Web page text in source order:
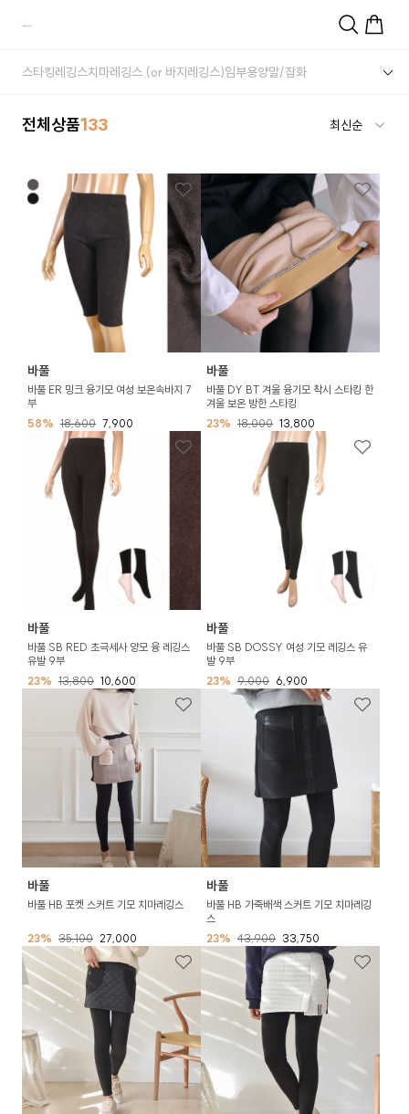
스타킹레깅스치마레깅스 (or 바지레깅스)임부용양말/잡화
전체상품133
바풀
바풀 ER 밍크 융기모 여성 보온속바지 7
부
58% 18,600 7,900
바풀
바풀 DY BT 겨울 융기모 착시 스타킹 한
겨울 보온 방한 스타킹
23% 18,000 13,800
바풀
바풀 SB RED 초극세사 양모 융 레깅스
유발 9부
23% 13,800 10,600
바풀
바풀 SB DOSSY 여성 기모 레깅스 유
발 9부
23% 9,000 6,900
바풀
바풀 HB 포켓 스커트 기모 치마레깅스
23% 35,100 27,000
바풀
바풀 HB 가죽배색 스커트 기모 치마레깅
스
23% 43,900 33,750